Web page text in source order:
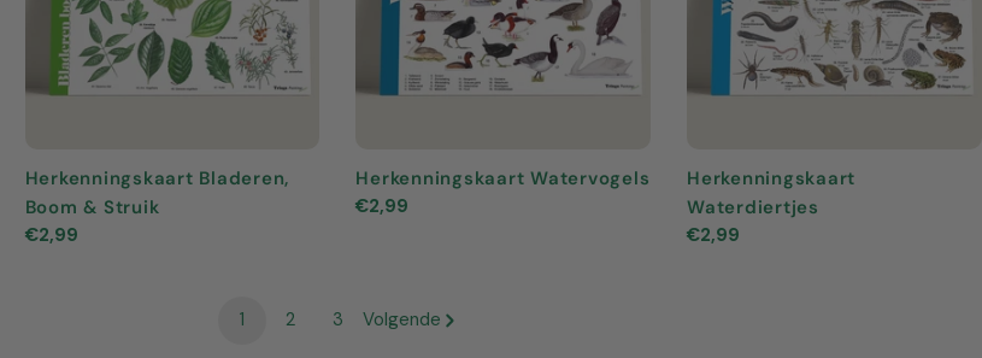
Herkenningskaart Bladeren,
Boom & Struik
Normale
€2,99
Herkenningskaart Watervogels
Normale
€2,99
Herkenningskaart
Waterdiertjes
Normale
€2,99
1 2 3 Volgende